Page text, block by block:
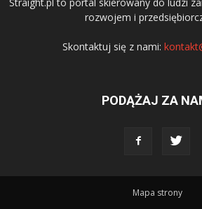
rozwojem i
Skontaktuj się z nami:
PODĄŻAJ ZA
Mapa strony